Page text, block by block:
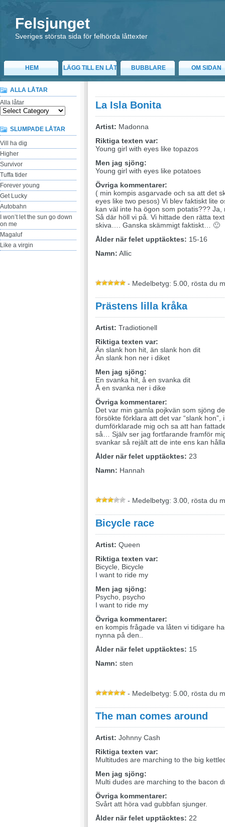
Felsjunget
Sveriges största sida för felhörda låttexter
HEM LÄGG TILL EN LÅT BUBBLARE OM SIDAN
ALLA LÅTAR
Alla låtar
SLUMPADE LÅTAR
Vill ha dig
Higher
Survivor
Tuffa tider
Forever young
Get Lucky
Autobahn
I won’t let the sun go down
on me
Magaluf
Like a virgin
La Isla Bonita
Artist: Madonna
Riktiga texten var:
Young girl with eyes like topazos
Men jag sjöng:
Young girl with eyes like potatoes
Övriga kommentarer:
( min kompis asgarvade och sa att det
eyes like two pesos) Vi blev faktiskt lite
kan väl inte ha ögon som potatis???
Så där höll vi på. Vi hittade den rätta
skiva…. Ganska skämmigt faktiskt… 🙂
Ålder när felet upptäcktes: 15-16
Namn: Allic
- Medelbetyg: 5.00, rösta du
Prästens lilla kråka
Artist: Tradiotionell
Riktiga texten var:
Än slank hon hit, än slank hon dit
Än slank hon ner i diket
Men jag sjöng:
En svanka hit, å en svanka dit
Å en svanka ner i dike
Övriga kommentarer:
Det var min gamla pojkvän som sjöng
försökte förklara att det var “slank hon”,
dumförklarade mig och sa att han
så… Själv ser jag fortfarande framför
svankar så rejält att de inte ens kan
Ålder när felet upptäcktes: 23
Namn: Hannah
- Medelbetyg: 3.00, rösta du
Bicycle race
Artist: Queen
Riktiga texten var:
Bicycle, Bicycle
I want to ride my
Men jag sjöng:
Psycho, psycho
I want to ride my
Övriga kommentarer:
en kompis frågade va låten vi tidigare
nynna på den..
Ålder när felet upptäcktes: 15
Namn: sten
- Medelbetyg: 5.00, rösta du
The man comes around
Artist: Johnny Cash
Riktiga texten var:
Multitudes are marching to the big
Men jag sjöng:
Multi dudes are marching to the bacon
Övriga kommentarer:
Svårt att höra vad gubbfan sjunger.
Ålder när felet upptäcktes: 22